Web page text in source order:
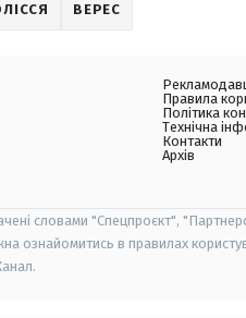
ВЕРЕС
Правила
Політика
Технічна
Контакти
Архів
словами "Спецпроєкт",
ознайомитись в правилах